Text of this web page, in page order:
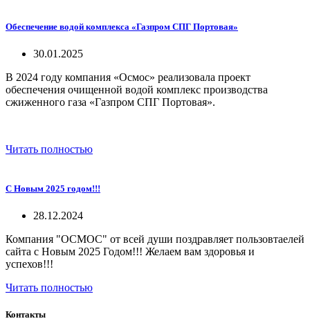
Обеспечение водой комплекса «Газпром СПГ Портовая»
30.01.2025
В 2024 году компания «Осмос» реализовала проект
обеспечения очищенной водой комплекс производства
сжиженного газа «Газпром СПГ Портовая».
Читать полностью
С Новым 2025 годом!!!
28.12.2024
Компания "ОСМОС" от всей души поздравляет пользовтаелей
сайта с Новым 2025 Годом!!! Желаем вам здоровья и
успехов!!!
Читать полностью
Контакты